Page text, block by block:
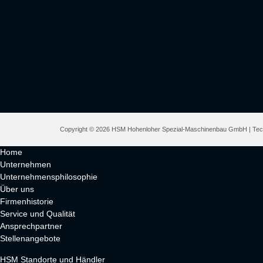
Copyright © 2026 HSM Hohenloher Spezial-Maschinenbau GmbH |
Home
Unternehmen
Unternehmensphilosophie
Über uns
Firmenhistorie
Service und Qualität
Ansprechpartner
Stellenangebote
HSM Standorte und Händler